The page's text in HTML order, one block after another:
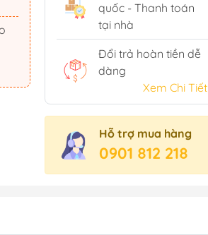
quốc - Thanh toán
tại nhà
Đổi trả hoàn tiền dễ
dàng
Xem Chi Tiết
Hỗ trợ mua hàng
0901 812 218